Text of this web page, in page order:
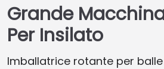
Grande
Per Insilato
Imballatrice rotante per